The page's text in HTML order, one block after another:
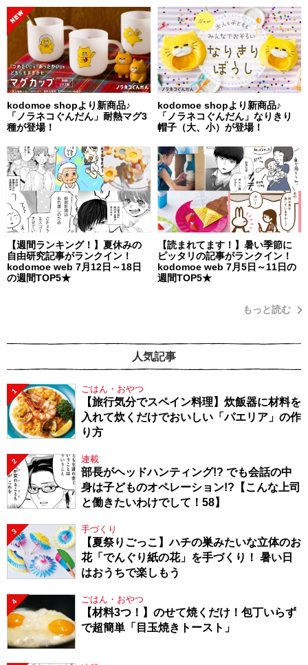
kodomoe shopより新商品♪
「ノラネコぐんだん」耐熱マグ3
種が登場！
kodomoe shopより新商品♪
「ノラネコぐんだん」なりきり
帽子（大、小）が登場！
【週間ランキング！】夏休みの
自由研究記事がランクイン！
kodomoe web 7月12日～18日
の週間TOP5★
【読まれてます！】暑い季節に
ピッタリの記事がランクイン！
kodomoe web 7月5日～11日の
週間TOP5★
もっと読む
人気記事
1 ごはん・おやつ
【旅行気分でスペイン料理】炊飯器に材料を
入れて炊くだけでおいしい「パエリア」の作
り方
2 連載
部長がヘッドハンティング!? でも会話の中
身は子どものオペレーション!?【こんな上司
と働きたいわけでして！58】
3 手づくり
【夏祭りごっこ】ハチの巣みたいな立体のお
花「でんぐり紙の花」を手づくり！ 暑い日
はおうちで楽しもう
4 ごはん・おやつ
【材料3つ！】のせて焼くだけ！包丁いらず
で超簡単「目玉焼きトースト」